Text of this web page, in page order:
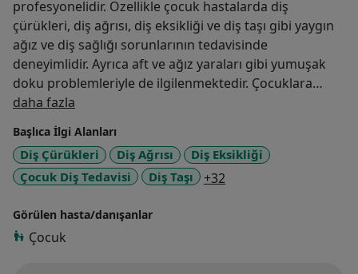
profesyonelidir. Özellikle çocuk hastalarda diş
çürükleri, diş ağrısı, diş eksikliği ve diş taşı gibi yaygın
ağız ve diş sağlığı sorunlarının tedavisinde
deneyimlidir. Ayrıca aft ve ağız yaraları gibi yumuşak
doku problemleriyle de ilgilenmektedir. Çocuklara
yönelik koruyucu ve tedavi edici diş hekimliği
uygulamalarında hassas ve güven verici yaklaşımıyla
tanınır.
daha fazla
Başlıca İlgi Alanları
Diş Çürükleri Diş Ağrısı
Diş Eksikliği
Çocuk Diş Tedavisi
Diş Taşı +32
Görülen hasta/danışanlar
Çocuk